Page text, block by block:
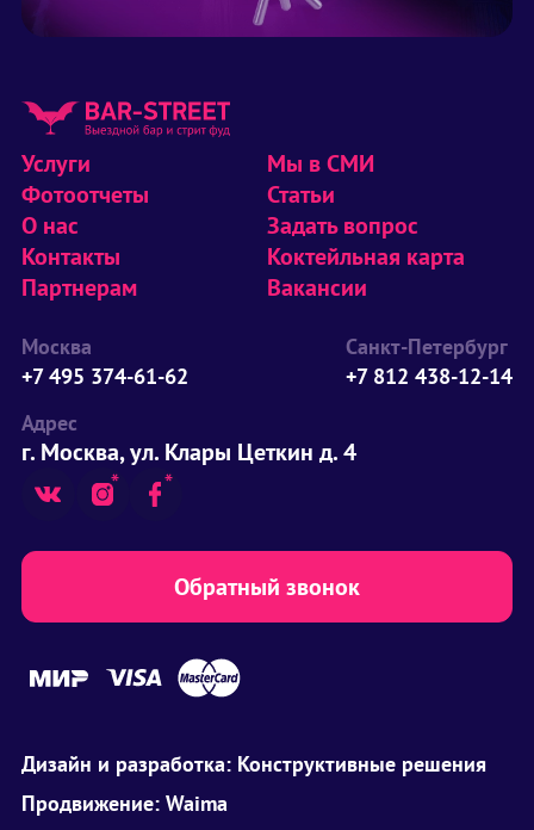
Услуги
Фотоотчеты
О нас
Контакты
Партнерам
Мы в СМИ
Статьи
Задать вопрос
Коктейльная карта
Вакансии
Москва
+7 495 374-61-62
Санкт-Петербург
+7 812 438-12-14
Адрес
г. Москва, ул. Клары Цеткин д. 4
Обратный звонок
Дизайн и разработка: Конструктивные решения
Продвижение: Waima